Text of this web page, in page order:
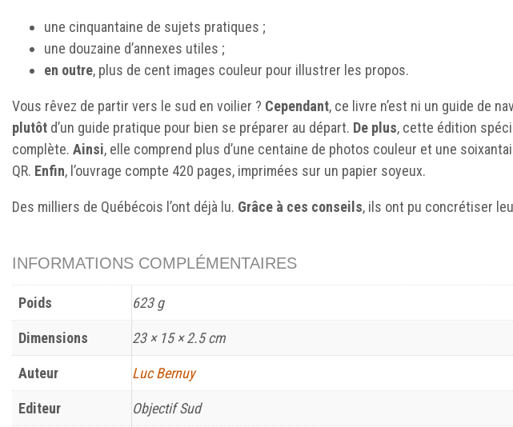
une cinquantaine de sujets pratiques ;
une douzaine d’annexes utiles ;
en outre, plus de cent images couleur pour illustrer les propos.
Vous rêvez de partir vers le sud en voilier ? Cependant, ce livre n’est ni un guide de
plutôt d’un guide pratique pour bien se préparer au départ. De plus, cette édition
complète. Ainsi, elle comprend plus d’une centaine de photos couleur et une
QR. Enfin, l’ouvrage compte 420 pages, imprimées sur un papier soyeux.
Des milliers de Québécois l’ont déjà lu. Grâce à ces conseils, ils ont pu concrétiser
INFORMATIONS COMPLÉMENTAIRES
Poids 623 g
Dimensions 23 × 15 × 2.5 cm
Auteur Luc Bernuy
Editeur Objectif Sud